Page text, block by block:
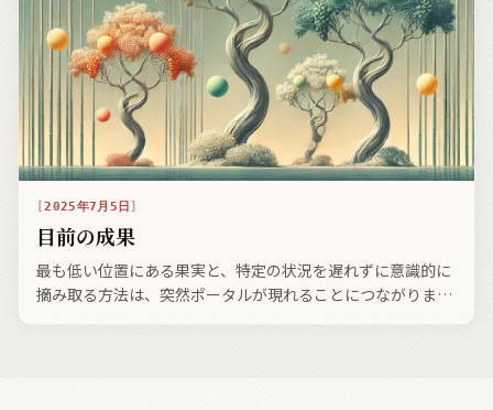
2025年7月5日
目前の成果
最も低い位置にある果実と、特定の状況を遅れずに意識的に
摘み取る方法は、突然ポータルが現れることにつながりま